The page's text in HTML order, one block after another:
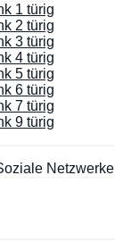
1 türig
2 türig
3 türig
4 türig
5 türig
6 türig
7 türig
9 türig
Netzwerke